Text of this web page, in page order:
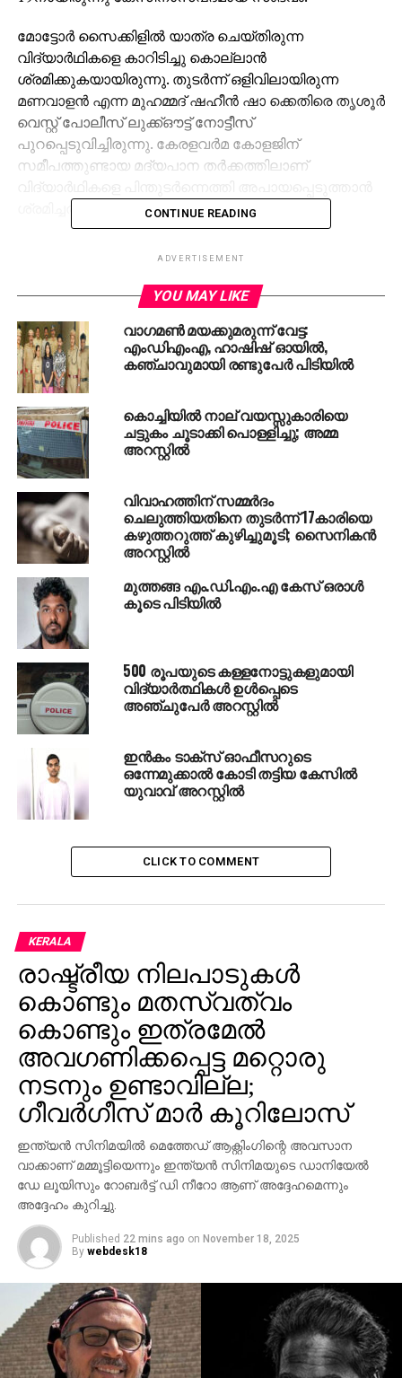
മോട്ടോര്‍ സൈക്കിളില്‍ യാത്ര ചെയ്തിരുന്ന
വിദ്യാര്‍ഥികളെ കാറിടിച്ചു കൊല്ലാന്‍
ശ്രമിക്കുകയായിരുന്നു. തുടര്‍ന്ന് ഒളിവിലായിരുന്ന
മണവാളന്‍ എന്ന മുഹമ്മദ് ഷഹീന്‍ ഷാ ക്കെതിരെ തൃശൂര്‍
വെസ്റ്റ് പോലീസ് ലുക്ക്ഔട്ട് നോട്ടീസ്
പുറപ്പെടുവിച്ചിരുന്നു. കേരളവര്‍മ കോളജിന്
സമീപത്തുണ്ടായ മദ്യപാന തര്‍ക്കത്തിലാണ്
ശ്രമിച്ചത്.
ARREST YOUTUBER MANAVALAN
കോവിഡ് കാലത്തെ പി.പി.ഇ കിറ്റ് ഇടപാട്; 10.23
കോടിയുടെ ക്രമക്കേട് നടന്നിട്ടുണ്ടെന്ന് സി.എ.ജി
റിപ്പോര്‍ട്ട്
DON'T MISS
ഛത്തീസ്ഗഡില്‍ ഏറ്റുമുട്ടല്‍; 14
മാവോയിസ്റ്റുകളെ വധിച്ചു
CONTINUE READING
ADVERTISEMENT
YOU MAY LIKE
വാഗമണ്‍ മയക്കുമരുന്ന് വേട്ട:
എംഡിഎംഎ, ഹാഷിഷ് ഓയില്‍,
കഞ്ചാവുമായി രണ്ടുപേര്‍ പിടിയില്‍
കൊച്ചിയില്‍ നാല് വയസ്സുകാരിയെ
ചട്ടുകം ചൂടാക്കി പൊള്ളിച്ചു; അമ്മ
അറസ്റ്റില്‍
വിവാഹത്തിന് സമ്മര്‍ദം
ചെലുത്തിയതിനെ തുടര്‍ന്ന് 17കാരിയെ
കഴുത്തറുത്ത് കുഴിച്ചുമൂടി; സൈനികന്‍
അറസ്റ്റില്‍
മുത്തങ്ങ എം.ഡി.എം.എ കേസ് ഒരാള്‍
കൂടെ പിടിയില്‍
500 രൂപയുടെ കള്ളനോട്ടുകളുമായി
വിദ്യാര്‍ത്ഥികള്‍ ഉള്‍പ്പെടെ
അഞ്ചുപേര്‍ അറസ്റ്റില്‍
ഇന്‍കം ടാക്സ് ഓഫീസറുടെ
ഒന്നേമുക്കാല്‍ കോടി തട്ടിയ കേസില്‍
യുവാവ് അറസ്റ്റില്‍
CLICK TO COMMENT
KERALA
രാഷ്ട്രീയ നിലപാടുകള്‍
കൊണ്ടും മതസ്വത്വം
കൊണ്ടും ഇത്രമേല്‍
അവഗണിക്കപ്പെട്ട മറ്റൊരു
നടനും ഉണ്ടാവില്ല;
ഗീവര്‍ഗീസ് മാര്‍ കൂറിലോസ്
ഇന്ത്യന്‍ സിനിമയില്‍ മെത്തേഡ് ആക്റ്റിംഗിന്റെ അവസാന
വാക്കാണ് മമ്മൂട്ടിയെന്നും ഇന്ത്യന്‍ സിനിമയുടെ ഡാനിയേല്‍
ഡേ ലൂയിസും റോബര്‍ട്ട് ഡി നീറോ ആണ് അദ്ദേഹമെന്നും
അദ്ദേഹം കുറിച്ചു.
Published 22 mins ago on November 18, 2025
By webdesk18